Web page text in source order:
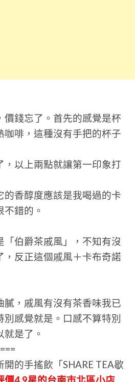
價錢忘了。首先的感覺是杯
咖啡，這種沒有手把的杯子
，以上兩點就讓第一印象打
的香醇度應該是我喝過的卡
錯的。
「伯爵茶戚風」，不知有沒
，反正這個戚風＋卡布奇諾
膩，戚風有沒有茶香味我已
感覺就是。口感不算特別
是了。
的手搖飲「SHARE TEA歇